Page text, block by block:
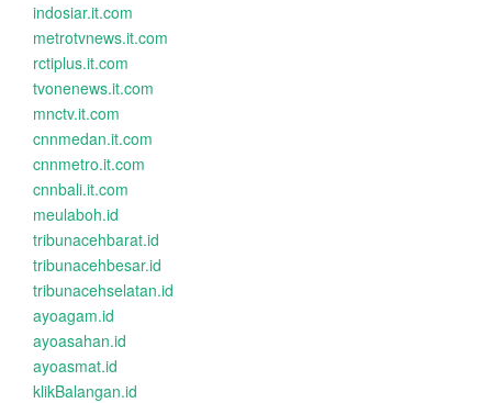
indosiar.it.com
metrotvnews.it.com
rctiplus.it.com
tvonenews.it.com
mnctv.it.com
cnnmedan.it.com
cnnmetro.it.com
cnnbali.it.com
meulaboh.id
tribunacehbarat.id
tribunacehbesar.id
tribunacehselatan.id
ayoagam.id
ayoasahan.id
ayoasmat.id
klikBalangan.id